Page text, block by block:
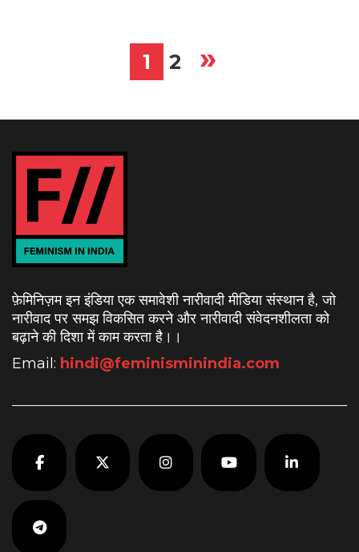
1 2 »
फ़ेमिनिज़म इन इंडिया एक समावेशी नारीवादी मीडिया संस्थान है, जो
नारीवाद पर समझ विकसित करने और नारीवादी संवेदनशीलता को
बढ़ाने की दिशा में काम करता है। ।
Email: hindi@feminisminindia.com